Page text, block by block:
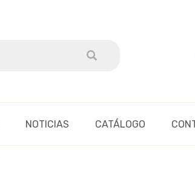
NOTICIAS CATÁLOGO